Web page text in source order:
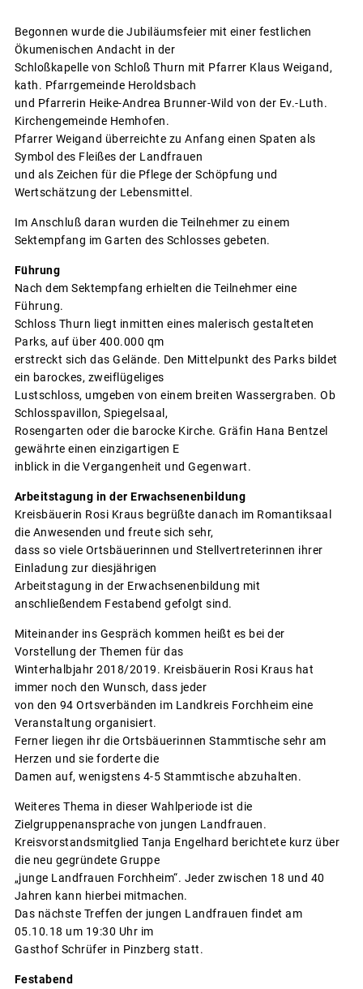
Begonnen wurde die Jubiläumsfeier mit einer festlichen
Ökumenischen Andacht in der
Schloßkapelle von Schloß Thurn mit Pfarrer Klaus Weigand,
kath. Pfarrgemeinde Heroldsbach
und Pfarrerin Heike-Andrea Brunner-Wild von der Ev.-Luth.
Kirchengemeinde Hemhofen.
Pfarrer Weigand überreichte zu Anfang einen Spaten als
Symbol des Fleißes der Landfrauen
und als Zeichen für die Pflege der Schöpfung und
Wertschätzung der Lebensmittel.
Im Anschluß daran wurden die Teilnehmer zu einem
Sektempfang im Garten des Schlosses gebeten.
Führung
Nach dem Sektempfang erhielten die Teilnehmer eine
Führung.
Schloss Thurn liegt inmitten eines malerisch gestalteten
Parks, auf über 400.000 qm
erstreckt sich das Gelände. Den Mittelpunkt des Parks bildet
ein barockes, zweiflügeliges
Lustschloss, umgeben von einem breiten Wassergraben. Ob
Schlosspavillon, Spiegelsaal,
Rosengarten oder die barocke Kirche. Gräfin Hana Bentzel
gewährte einen einzigartigen E
inblick in die Vergangenheit und Gegenwart.
Arbeitstagung in der Erwachsenenbildung
Kreisbäuerin Rosi Kraus begrüßte danach im Romantiksaal
die Anwesenden und freute sich sehr,
dass so viele Ortsbäuerinnen und Stellvertreterinnen ihrer
Einladung zur diesjährigen
Arbeitstagung in der Erwachsenenbildung mit
anschließendem Festabend gefolgt sind.
Miteinander ins Gespräch kommen heißt es bei der
Vorstellung der Themen für das
Winterhalbjahr 2018/2019. Kreisbäuerin Rosi Kraus hat
immer noch den Wunsch, dass jeder
von den 94 Ortsverbänden im Landkreis Forchheim eine
Veranstaltung organisiert.
Ferner liegen ihr die Ortsbäuerinnen Stammtische sehr am
Herzen und sie forderte die
Damen auf, wenigstens 4-5 Stammtische abzuhalten.
Weiteres Thema in dieser Wahlperiode ist die
Zielgruppenansprache von jungen Landfrauen.
Kreisvorstandsmitglied Tanja Engelhard berichtete kurz über
die neu gegründete Gruppe
„junge Landfrauen Forchheim“. Jeder zwischen 18 und 40
Jahren kann hierbei mitmachen.
Das nächste Treffen der jungen Landfrauen findet am
05.10.18 um 19:30 Uhr im
Gasthof Schrüfer in Pinzberg statt.
Festabend